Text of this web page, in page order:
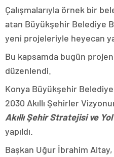
Çalışmalarıyla örnek bir
atan Büyükşehir Belediye
yeni projeleriyle heyecan
Bu kapsamda bugün
düzenlendi.
Konya Büyükşehir
2030 Akıllı Şehirler
Akıllı Şehir Stratejisi ve Yol
yapıldı.
Başkan Uğur İbrahim Altay,